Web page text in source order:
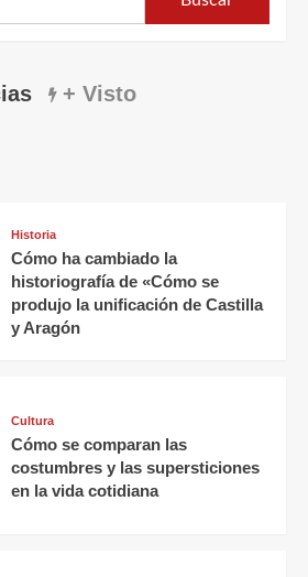
+ Visto
Historia
Cómo ha cambiado la
historiografía de «Cómo se
produjo la unificación de Castilla
y Aragón
Cultura
Cómo se comparan las
costumbres y las supersticiones
en la vida cotidiana